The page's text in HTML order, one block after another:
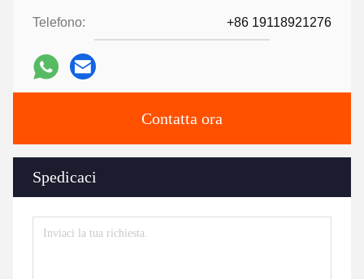
Telefono: +86 19118921276
Contatta ora
Spedicaci